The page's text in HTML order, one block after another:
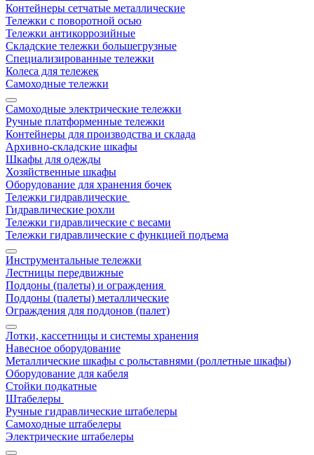
Контейнеры сетчатые металлические
Тележки с поворотной осью
Тележки антикоррозийные
Складские тележки большегрузные
Специализированные тележки
Колеса для тележек
Самоходные тележки
Самоходные электрические тележки
Ручные платформенные тележки
Контейнеры для производства и склада
Архивно-складские шкафы
Шкафы для одежды
Хозяйственные шкафы
Оборудование для хранения бочек
Тележки гидравлические
Гидравлические рохли
Тележки гидравлические с весами
Тележки гидравлические с функцией подъема
Инструментальные тележки
Лестницы передвижные
Поддоны (палеты) и ограждения
Поддоны (палеты) металлические
Ограждения для поддонов (палет)
Лотки, кассетницы и системы хранения
Навесное оборудование
Металлические шкафы с рольставнями (роллетные шкафы)
Оборудование для кабеля
Стойки подкатные
Штабелеры
Ручные гидравлические штабелеры
Самоходные штабелеры
Электрические штабелеры